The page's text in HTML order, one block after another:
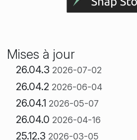
Mises à jour
26.04.3 2026-07-02
26.04.2 2026-06-04
26.04.1 2026-05-07
26.04.0 2026-04-16
25.12.3 2026-03-05